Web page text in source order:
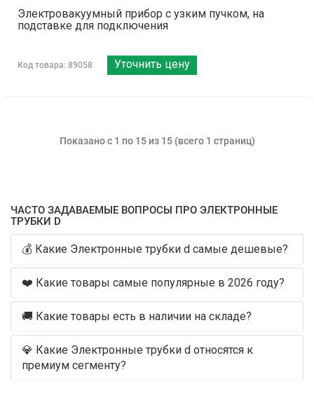
Электровакуумный прибор с узким пучком, на
подставке для подключения
Код товара: 89058 Уточнить цену
Показано с 1 по 15 из 15 (всего 1 страниц)
ЧАСТО ЗАДАВАЕМЫЕ ВОПРОСЫ ПРО ЭЛЕКТРОННЫЕ
ТРУБКИ D
💰 Какие Электронные трубки d самые дешевые?
❤️ Какие товары самые популярные в 2026 году?
🚚 Какие товары есть в наличии на складе?
💎 Какие Электронные трубки d относятся к
премиум сегменту?